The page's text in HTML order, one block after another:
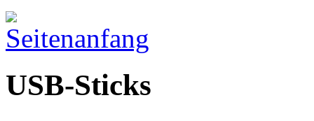
USB-Sticks